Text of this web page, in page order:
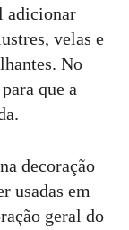
adicionar
velas e
No
que a
decoração
usadas em
geral do